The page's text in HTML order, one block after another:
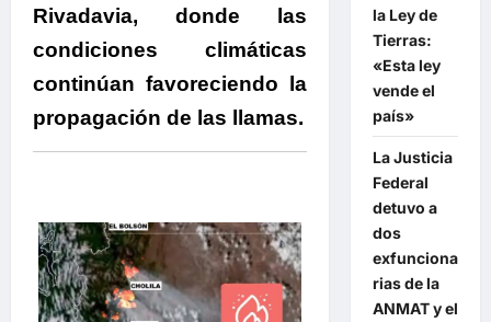
Rivadavia, donde las
condiciones climáticas
continúan favoreciendo la
propagación de las llamas.
la Ley de
Tierras:
«Esta ley
vende el
país»
La Justicia
Federal
detuvo a
dos
exfunciona
rias de la
ANMAT y el